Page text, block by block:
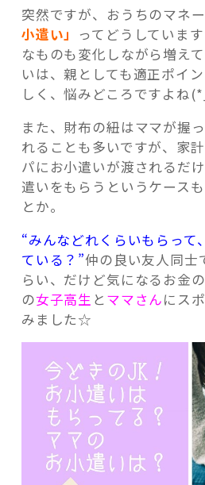
記事検索
突然ですが、おうちのマネ
小遣い」
ってどうしていま
なものも変化しながら増え
いは、親としても適正ポイ
しく、悩みどころですよね
また、財布の紐はママが握
れることも多いですが、家
パにお小遣いが渡されるだ
遣いをもらうというケース
とか。
“みんなどれくらいもらって
ている？”仲の良い友人同士
らい、だけど気になるお金
の女子高生 とママさんにス
みました☆